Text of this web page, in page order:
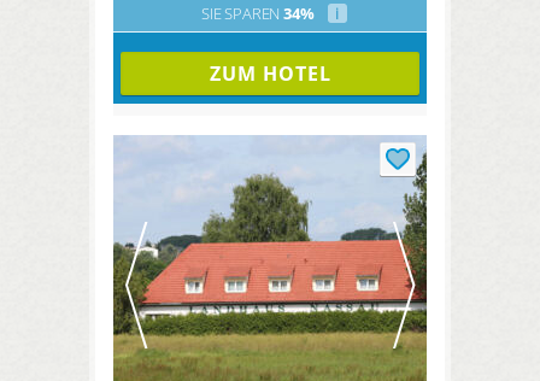
SIE SPAREN 34% i
ZUM HOTEL